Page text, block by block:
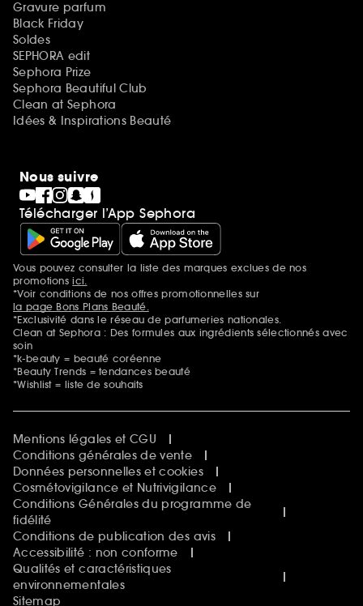
Gravure parfum
Black Friday
Soldes
SEPHORA edit
Sephora Prize
Sephora Beautiful Club
Clean at Sephora
Idées & Inspirations Beauté
Nous suivre
Télécharger l’App Sephora
Mentions additionnelles
Vous pouvez consulter la liste des marques exclues de nos
promotionsici.
*Voir conditions de nos offres promotionnelles sur
la page Bons Plans Beauté.
*Exclusivité dans le réseau de parfumeries nationales.
Clean at Sephora : Des formules aux ingrédients sélectionnés avec
soin
*k-beauty = beauté coréenne
*Beauty Trends = tendances beauté
*Wishlist = liste de souhaits
Mentions légales et CGU
Conditions générales de vente
Données personnelles et cookies
Cosmétovigilance et Nutrivigilance
Conditions Générales du programme de
fidélité
Conditions de publication des avis
Accessibilité : non conforme
Qualités et caractéristiques
environnementales
Sitemap